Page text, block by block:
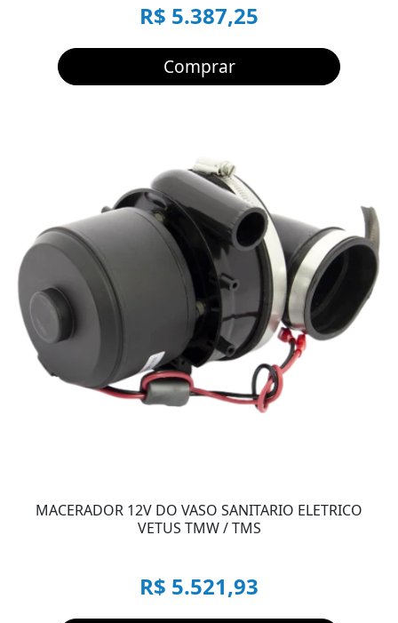
R$ 5.387,25
Comprar
MACERADOR 12V DO VASO SANITARIO ELETRICO
VETUS TMW / TMS
R$ 5.521,93